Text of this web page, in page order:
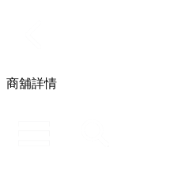
商舖詳情